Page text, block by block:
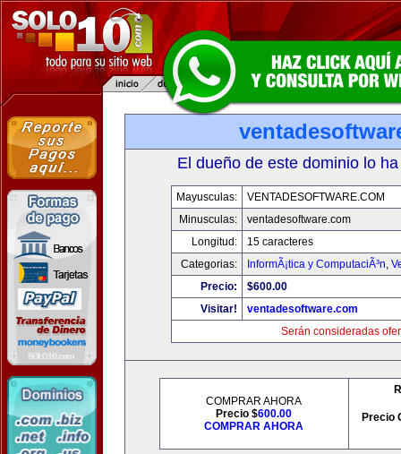
El dueño de este dominio lo
Mayusculas:
VENTADESOFTWARE.COM
Minusculas:
ventadesoftware.com
Longitud:
15 caracteres
Categorias:
InformÃ¡tica y ComputaciÃ³n,
Precio:
$600.00
Visitar!
ventadesoftware.com
Serán consideradas
COMPRAR AHORA
Precio $600.00
COMPRAR AHORA
Precio